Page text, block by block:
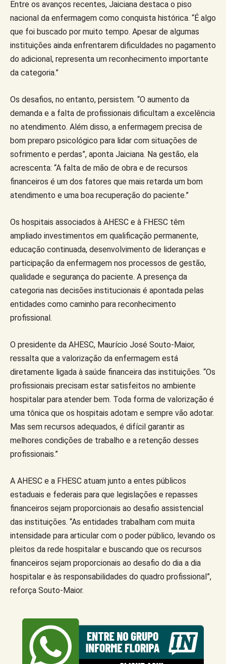
Entre os avanços recentes, Jaiciana destaca o piso
nacional da enfermagem como conquista histórica. “É algo
que foi buscado por muito tempo. Apesar de algumas
instituições ainda enfrentarem dificuldades no pagamento
do adicional, representa um reconhecimento importante
da categoria.”
Os desafios, no entanto, persistem. “O aumento da
demanda e a falta de profissionais dificultam a excelência
no atendimento. Além disso, a enfermagem precisa de
bom preparo psicológico para lidar com situações de
sofrimento e perdas”, aponta Jaiciana. Na gestão, ela
acrescenta: “A falta de mão de obra e de recursos
financeiros é um dos fatores que mais retarda um bom
atendimento e uma boa recuperação do paciente.”
Os hospitais associados à AHESC e à FHESC têm
ampliado investimentos em qualificação permanente,
educação continuada, desenvolvimento de lideranças e
participação da enfermagem nos processos de gestão,
qualidade e segurança do paciente. A presença da
categoria nas decisões institucionais é apontada pelas
entidades como caminho para reconhecimento
profissional.
O presidente da AHESC, Maurício José Souto-Maior,
ressalta que a valorização da enfermagem está
diretamente ligada à saúde financeira das instituições. “Os
profissionais precisam estar satisfeitos no ambiente
hospitalar para atender bem. Toda forma de valorização é
uma tônica que os hospitais adotam e sempre vão adotar.
Mas sem recursos adequados, é difícil garantir as
melhores condições de trabalho e a retenção desses
profissionais.”
A AHESC e a FHESC atuam junto a entes públicos
estaduais e federais para que legislações e repasses
financeiros sejam proporcionais ao desafio assistencial
das instituições. “As entidades trabalham com muita
intensidade para articular com o poder público, levando os
pleitos da rede hospitalar e buscando que os recursos
financeiros sejam proporcionais ao desafio do dia a dia
hospitalar e às responsabilidades do quadro profissional”,
reforça Souto-Maior.